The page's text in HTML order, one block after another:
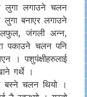
लुगा लगाउने चलन
बनाएर लगाउने
जंगली अन्न,
पकाउने चलन पनि
। पशुपंक्षीहरुलाई
गर्थे ।
बस्ने चलन थियो ।